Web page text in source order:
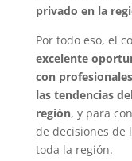
privado en la
Por todo eso, el
excelente
con
las tendencias
región, y para
de decisiones de
toda la región.